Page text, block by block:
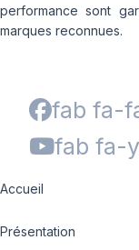
performance sont
marques reconnues.
fab fa-
fab fa-
Accueil
Présentation